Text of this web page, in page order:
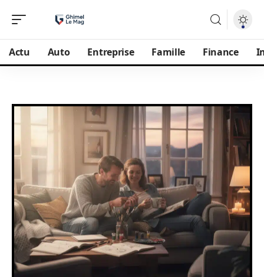
Actu Auto Entreprise Famille Finance